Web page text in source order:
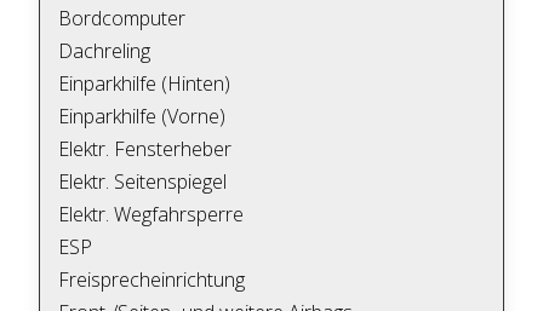
Bordcomputer
Dachreling
Einparkhilfe (Hinten)
Einparkhilfe (Vorne)
Elektr. Fensterheber
Elektr. Seitenspiegel
Elektr. Wegfahrsperre
ESP
Freisprecheinrichtung